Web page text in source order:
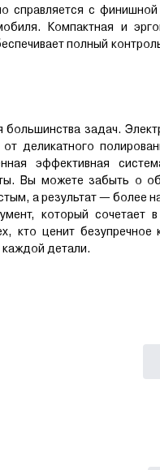
справляется с
Компактная и
полный
задач.
деликатного
эффективная
Вы можете забыть о
а результат — более
который сочетает
кто ценит безупречное
каждой детали.